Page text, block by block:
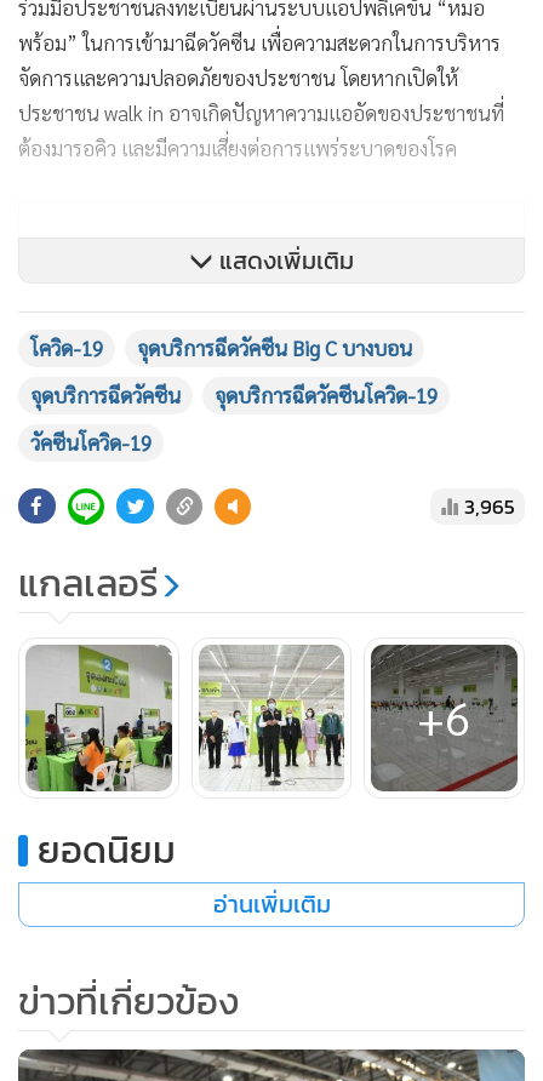
ร่วมมือประชาชนลงทะเบียนผ่านระบบแอปพลิเคขัน “หมอ
พร้อม” ในการเข้ามาฉีดวัคซีน เพื่อความสะดวกในการบริหาร
จัดการและความปลอดภัยของประชาชน โดยหากเปิดให้
ประชาชน walk in อาจเกิดปัญหาความแออัดของประชาชนที่
ต้องมารอคิว และมีความเสี่ยงต่อการแพร่ระบาดของโรค
แสดงเพิ่มเติม
โควิด-19
จุดบริการฉีดวัคซีน Big C บางบอน
จุดบริการฉีดวัคซีน
จุดบริการฉีดวัคซีนโควิด-19
วัคซีนโควิด-19
3,965
แกลเลอรี
+6
ยอดนิยม
อ่านเพิ่มเติม
ข่าวที่เกี่ยวข้อง